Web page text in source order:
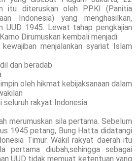
itu diteruskan oleh PPKI (Panitia
Indonesia) yang menghasilkan,
UUD 1945. Lewat tahap pengkajian
Dirumuskan kembali menjadi:
menjalankan syariat Islam
dan beradab
oleh hikmat kebijaksanaan dalam
seluruh rakyat Indonesia
merumuskan sila pertama. Sebelum
1945 petang, Bung Hatta didatangi
Timur. Wakil rakyat daerah itu
pertama diubah,sehingga sebagai
UUD tidak memuat ketentuan yang